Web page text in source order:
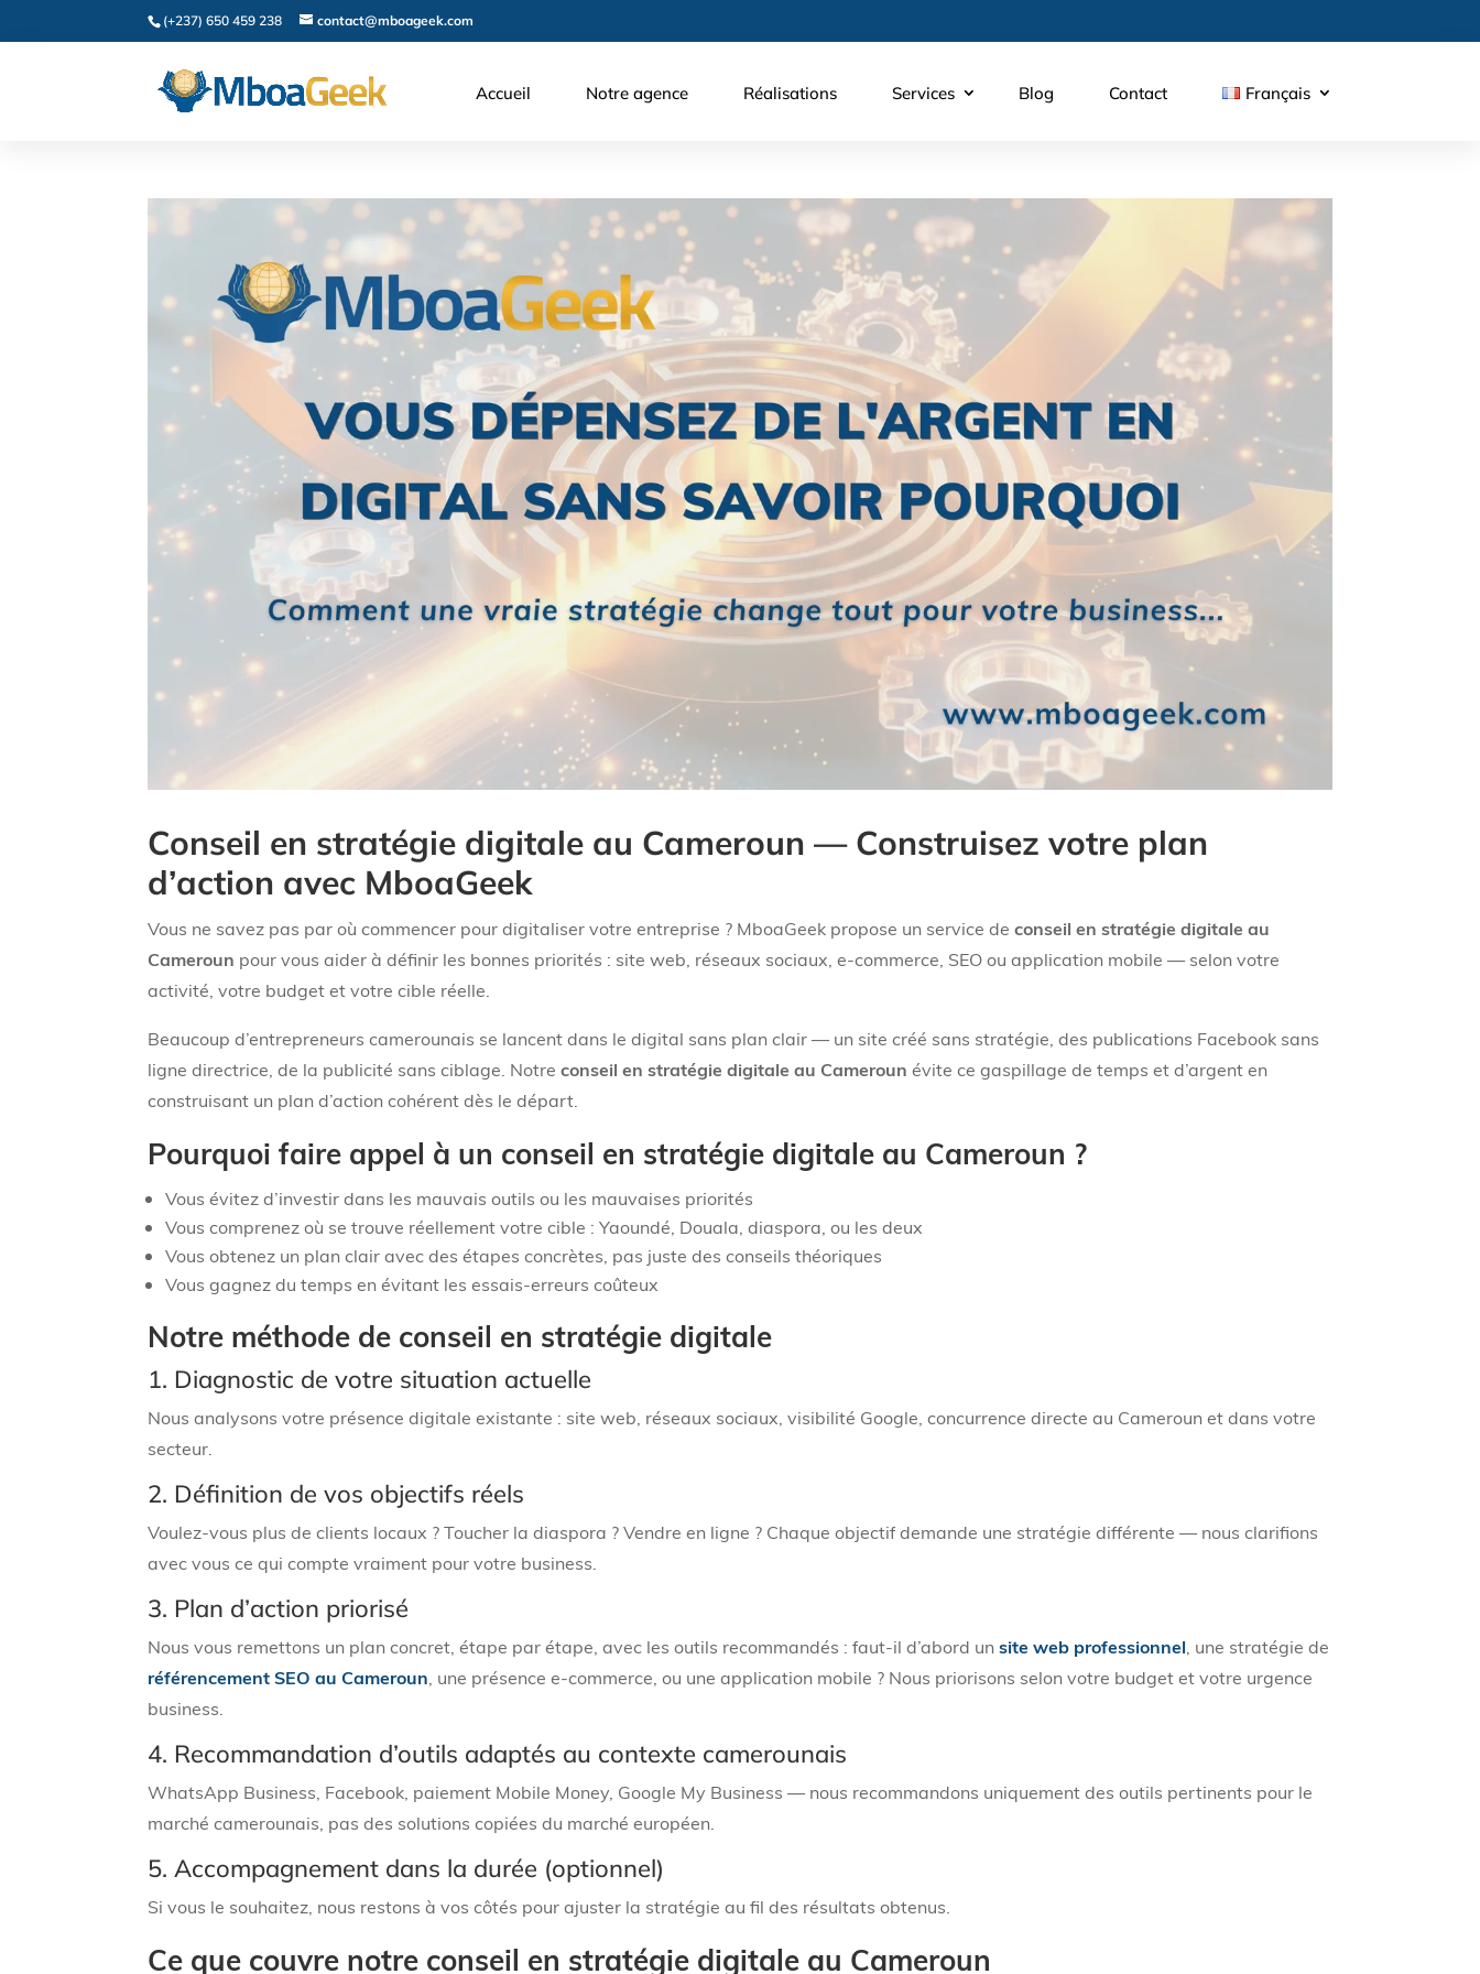
(+237) 650 459 238 contact@mboageek.com
Accueil Notre agence Réalisations Services Blog Contact Français
Conseil en stratégie digitale au Cameroun — Construisez votre plan
d’action avec MboaGeek
Vous ne savez pas par où commencer pour digitaliser votre entreprise ? MboaGeek propose un service deconseil en stratégie digitale au
Cameroun pour vous aider à définir les bonnes priorités : site web, réseaux sociaux, e-commerce, SEO ou application mobile — selon votre
activité, votre budget et votre cible réelle.
Beaucoup d’entrepreneurs camerounais se lancent dans le digital sans plan clair — un site créé sans stratégie, des publications Facebook sans
ligne directrice, de la publicité sans ciblage. Notreconseil en stratégie digitale au Cameroun évite ce gaspillage de temps et d’argent en
construisant un plan d’action cohérent dès le départ.
Pourquoi faire appel à un conseil en stratégie digitale au Cameroun ?
Vous évitez d’investir dans les mauvais outils ou les mauvaises priorités
Vous comprenez où se trouve réellement votre cible : Yaoundé, Douala, diaspora, ou les deux
Vous obtenez un plan clair avec des étapes concrètes, pas juste des conseils théoriques
Vous gagnez du temps en évitant les essais-erreurs coûteux
Notre méthode de conseil en stratégie digitale
1. Diagnostic de votre situation actuelle
Nous analysons votre présence digitale existante : site web, réseaux sociaux, visibilité Google, concurrence directe au Cameroun et dans votre
secteur.
2. Définition de vos objectifs réels
Voulez-vous plus de clients locaux ? Toucher la diaspora ? Vendre en ligne ? Chaque objectif demande une stratégie différente — nous clarifions
avec vous ce qui compte vraiment pour votre business.
3. Plan d’action priorisé
Nous vous remettons un plan concret, étape par étape, avec les outils recommandés : faut-il d’abord unsite web professionnel , une stratégie de
référencement SEO au Cameroun , une présence e-commerce, ou une application mobile ? Nous priorisons selon votre budget et votre urgence
business.
4. Recommandation d’outils adaptés au contexte camerounais
WhatsApp Business, Facebook, paiement Mobile Money, Google My Business — nous recommandons uniquement des outils pertinents pour le
marché camerounais, pas des solutions copiées du marché européen.
5. Accompagnement dans la durée (optionnel)
Si vous le souhaitez, nous restons à vos côtés pour ajuster la stratégie au fil des résultats obtenus.
Ce que couvre notre conseil en stratégie digitale au Cameroun